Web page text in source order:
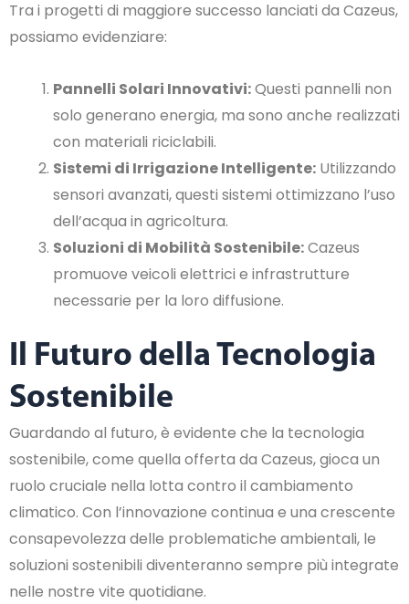
Tra i progetti di maggiore successo lanciati da Cazeus,
possiamo evidenziare:
Pannelli Solari Innovativi:Questi pannelli non
solo generano energia, ma sono anche realizzati
con materiali riciclabili.
Sistemi di Irrigazione Intelligente: Utilizzando
sensori avanzati, questi sistemi ottimizzano l’uso
dell’acqua in agricoltura.
Soluzioni di Mobilità Sostenibile:Cazeus
promuove veicoli elettrici e infrastrutture
necessarie per la loro diffusione.
Il Futuro della Tecnologia
Sostenibile
Guardando al futuro, è evidente che la tecnologia
sostenibile, come quella offerta da Cazeus, gioca un
ruolo cruciale nella lotta contro il cambiamento
climatico. Con l’innovazione continua e una crescente
consapevolezza delle problematiche ambientali, le
soluzioni sostenibili diventeranno sempre più integrate
nelle nostre vite quotidiane.